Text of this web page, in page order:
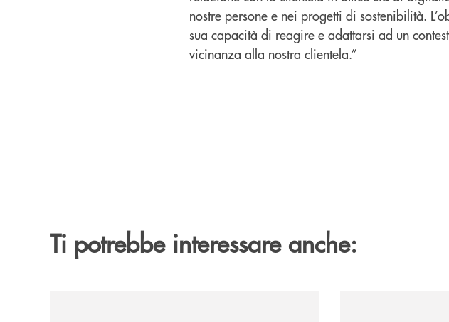
nostre persone e nei progetti di sostenibilità.
sua capacità di reagire e adattarsi ad un
vicinanza alla nostra clientela.”
Ti potrebbe interessare anche: